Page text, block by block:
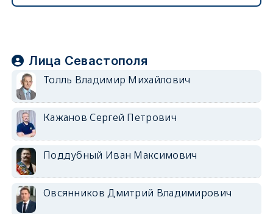
Лица Севастополя
Толль Владимир Михайлович
Кажанов Сергей Петрович
Поддубный Иван Максимович
Овсянников Дмитрий Владимирович